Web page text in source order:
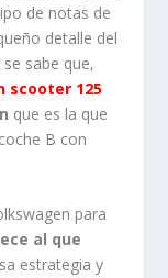
de notas de
detalle del
sabe que,
scooter 125
que es la que
B con
para
al que
estrategia y